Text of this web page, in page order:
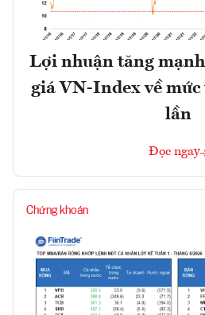
Lợi nhuận tăng
giá VN-Index về mức
lần
Đọc ngay
Chứng khoán